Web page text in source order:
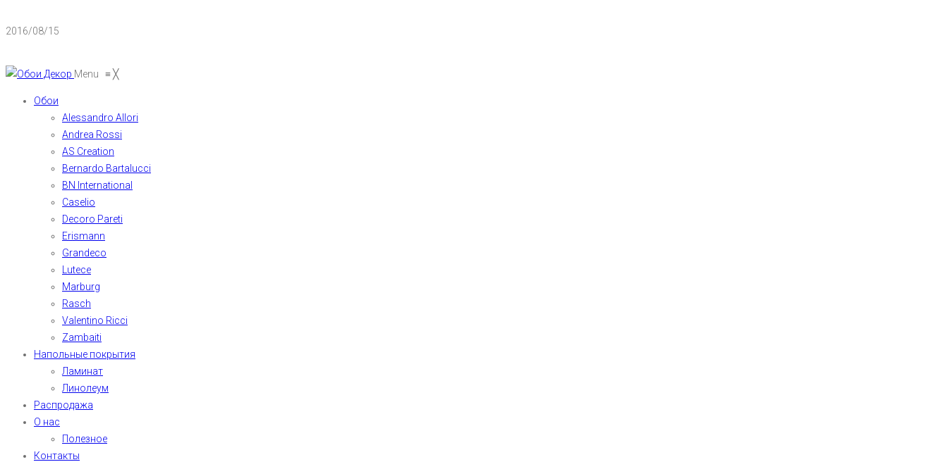
2016/08/15
Menu ≡╳
Обои
Alessandro Allori
Andrea Rossi
AS Creation
Bernardo Bartalucci
BN International
Caselio
Decoro Pareti
Erismann
Grandeco
Lutece
Marburg
Rasch
Valentino Ricci
Zambaiti
Напольные покрытия
Ламинат
Линолеум
Распродажа
О нас
Полезное
Контакты